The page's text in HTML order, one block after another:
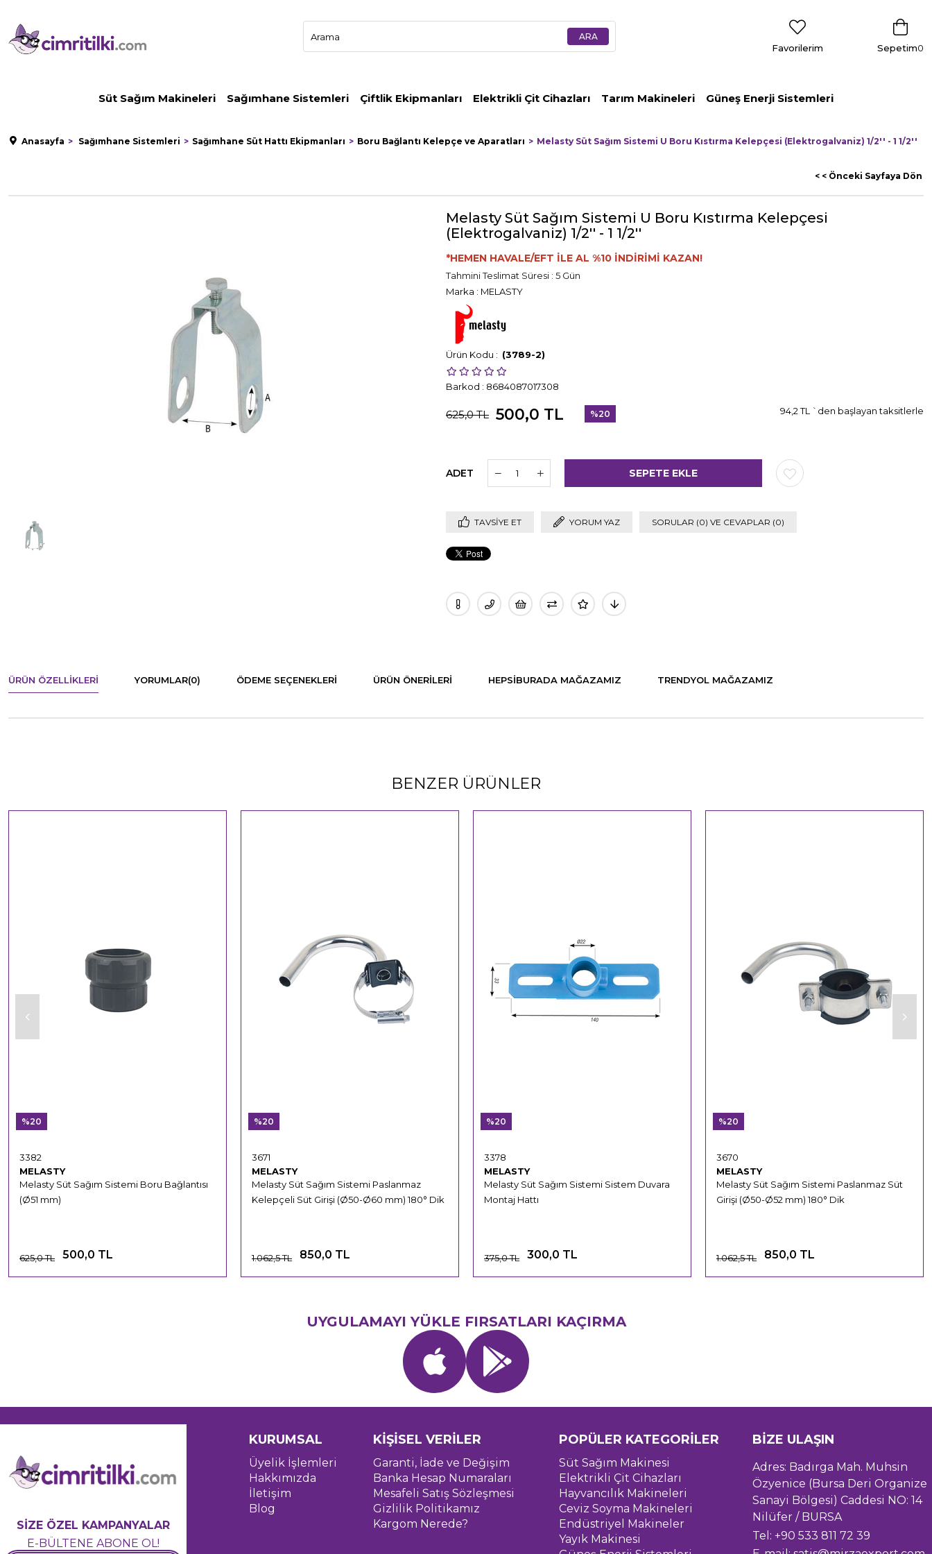
Sepetim0
Favorilerim
Süt Sağım Makineleri Sağımhane Sistemleri Çiftlik Ekipmanları Elektrikli Çit Cihazları Tarım Makineleri Güneş Enerji Sistemleri
Anasayfa Sağımhane Sistemleri Sağımhane Süt Hattı Ekipmanları Boru Bağlantı Kelepçe ve Aparatları Melasty Süt Sağım Sistemi U Boru Kıstırma Kelepçesi (Elektrogalvaniz) 1/2'' - 1 1/2''
< < Önceki Sayfaya Dön
Melasty Süt Sağım Sistemi U Boru Kıstırma Kelepçesi
(Elektrogalvaniz) 1/2'' - 1 1/2''
*HEMEN HAVALE/EFT İLE AL %10 İNDİRİMİ KAZAN!
Tahmini Teslimat Süresi : 5 Gün
Marka : MELASTY
(3789-2)
Barkod : 8684087017308
625,0 TL 500,0 TL %20
94,2 TL `den başlayan taksitlerle
ADET
TAVSIYE ET YORUM YAZ SORULAR (0) VE CEVAPLAR (0)
ÜRÜN ÖZELLIKLERI YORUMLAR(0) ÖDEME SEÇENEKLERI ÜRÜN ÖNERILERI HEPSIBURADA MAĞAZAMIZ TRENDYOL MAĞAZAMIZ
BENZER ÜRÜNLER
MELASTY
Melasty Süt Sağım Sistemi Boru Bağlantısı
(Ø51 mm)
3382
500,0 TL
625,0 TL
%20
MELASTY
Melasty Süt Sağım Sistemi Paslanmaz
Kelepçeli Süt Girişi (Ø50-Ø60 mm) 180° Dik
3671
850,0 TL
1.062,5 TL
%20
MELASTY
Melasty Süt Sağım Sistemi Sistem Duvara
Montaj Hattı
3378
300,0 TL
375,0 TL
%20
MELASTY
Melasty Süt Sağım Sistemi Paslanmaz Süt
Girişi (Ø50-Ø52 mm) 180° Dik
3670
850,0 TL
1.062,5 TL
%20
UYGULAMAYI YÜKLE FIRSATLARI KAÇIRMA
SİZE ÖZEL KAMPANYALAR
E-BÜLTENE ABONE OL!
KURUMSAL
Üyelik İşlemleri
Hakkımızda
İletişim
Blog
KİŞİSEL VERİLER
Garanti, İade ve Değişim
Banka Hesap Numaraları
Mesafeli Satış Sözleşmesi
Gizlilik Politikamız
Kargom Nerede?
POPÜLER KATEGORİLER
Süt Sağım Makinesi
Elektrikli Çit Cihazları
Hayvancılık Makineleri
Ceviz Soyma Makineleri
Endüstriyel Makineler
Yayık Makinesi
BİZE ULAŞIN
Adres: Badırga Mah. Muhsin
Özyenice (Bursa Deri Organize
Sanayi Bölgesi) Caddesi NO: 14
Nilüfer / BURSA
Tel: +90 533 811 72 39